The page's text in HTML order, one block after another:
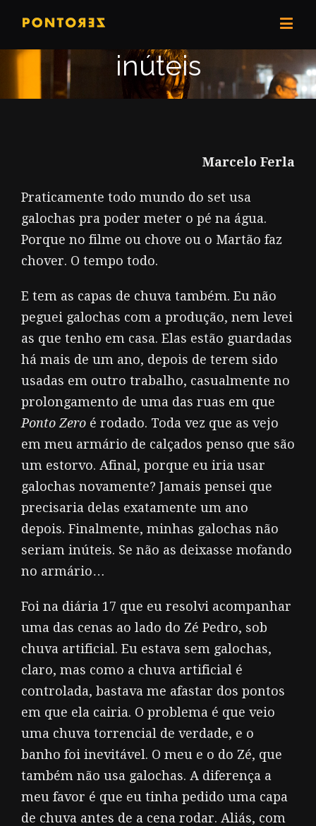
PZ .4 / galochas
inúteis
Marcelo Ferla
Praticamente todo mundo do set usa
galochas pra poder meter o pé na água.
Porque no filme ou chove ou o Martão faz
chover. O tempo todo.
E tem as capas de chuva também. Eu não
peguei galochas com a produção, nem levei
as que tenho em casa. Elas estão guardadas
há mais de um ano, depois de terem sido
usadas em outro trabalho, casualmente no
prolongamento de uma das ruas em que
Ponto Zero é rodado. Toda vez que as vejo
em meu armário de calçados penso que são
um estorvo. Afinal, porque eu iria usar
galochas novamente? Jamais pensei que
precisaria delas exatamente um ano
depois. Finalmente, minhas galochas não
seriam inúteis. Se não as deixasse mofando
no armário…
Foi na diária 17 que eu resolvi acompanhar
uma das cenas ao lado do Zé Pedro, sob
chuva artificial. Eu estava sem galochas,
claro, mas como a chuva artificial é
controlada, bastava me afastar dos pontos
em que ela cairia. O problema é que veio
uma chuva torrencial de verdade, e o
banho foi inevitável. O meu e o do Zé, que
também não usa galochas. A diferença a
meu favor é que eu tinha pedido uma capa
de chuva antes de a cena rodar. Aliás, com